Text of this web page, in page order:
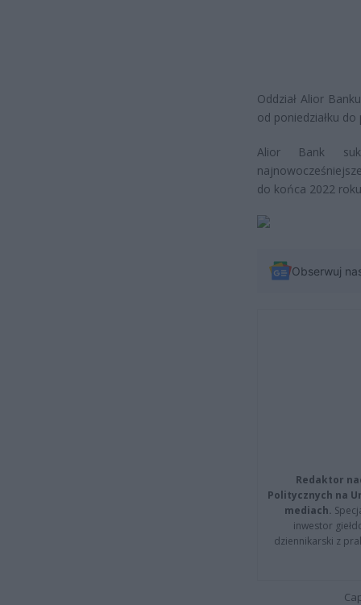
Oddział Alior
od poniedziałku
Alior Bank
do końca 2022
Obserwuj
Redaktor
Politycznych na
mediach.
inwestor
dziennikarski z